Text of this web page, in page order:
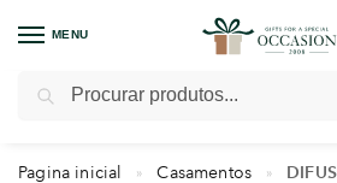
MENU
Pagina inicial » Casamentos » DIFUSOR